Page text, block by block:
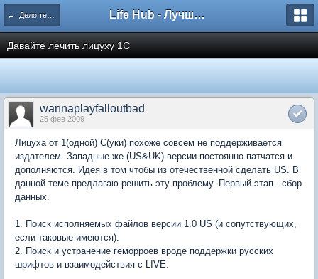
← Дело техники Life Hub - Лучшие компьютерные игры мира
Давайте лечить лицуху 1С
wannaplayfalloutbad
25 фев 2009
Лицуха от 1(одной) С(уки) похоже совсем не поддерживается
издателем. Западные же (US&UK) версии постоянно патчатся и
дополняются. Идея в том чтобы из отечественной сделать US. В
данной теме предлагаю решить эту проблему. Первый этап - сбор
данных.
1. Поиск исполняемых файлов версии 1.0 US (и сопутствующих,
если таковые имеются).
2. Поиск и устранение геморроев вроде поддержки русских
шрифтов и взаимодействия с LIVE.